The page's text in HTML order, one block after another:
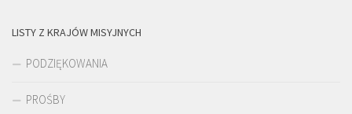
LISTY Z KRAJÓW MISYJNYCH
PODZIĘKOWANIA
PROŚBY